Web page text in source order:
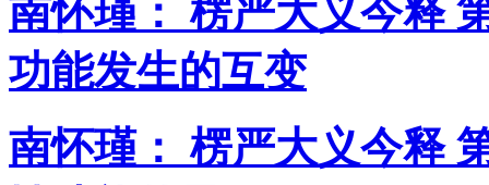
南怀瑾： 楞严大义今释
功能发生的互变
南怀瑾： 楞严大义今释